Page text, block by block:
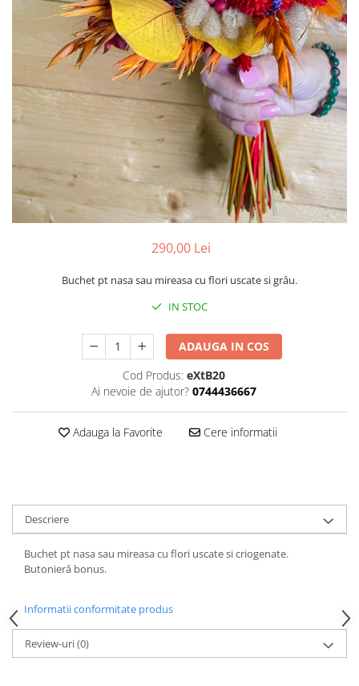
Pachete marturii
Pungi si cutii prajituri
Sticle si borcane
Cutii flori de hartie
Cutii flori de sapun
Cutii flori mixte
Cutii LUX
Aranjamente tematice
2025 Craciun
2020 Craciun si Anul Nou
2021 Crăciun
2022 Crăciun
Buchete extravagante
HOME & OFFICE Deco
290,00 Lei
Buchet pt nasa sau mireasa cu flori uscate si grâu.
IN STOC
ADAUGA IN COS
Cod Produs: eXtB20
Ai nevoie de ajutor? 0744436667
Adauga la Favorite Cere informatii
Descriere
Buchet pt nasa sau mireasa cu flori uscate si criogenate.
Butonieră bonus.
Informatii conformitate produs
Review-uri(0)